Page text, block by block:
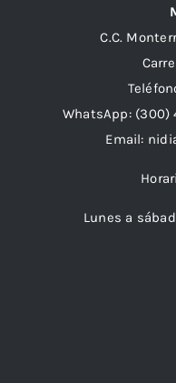
C.C.
WhatsApp: (300)
Email:
Lunes a